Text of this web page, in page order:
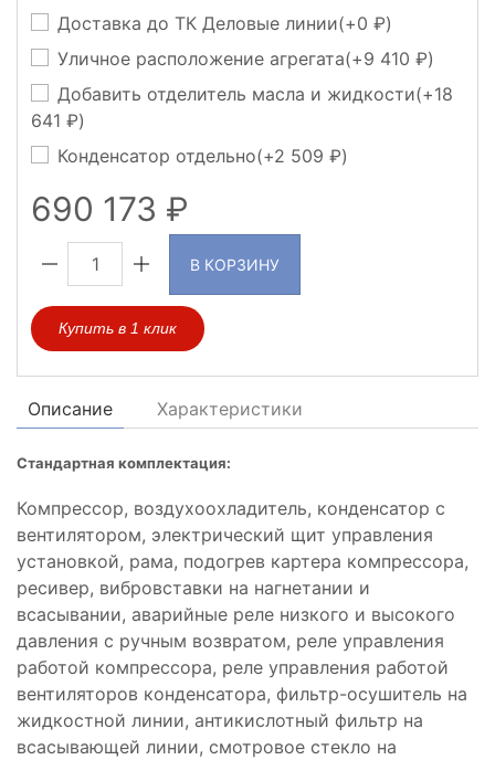
Доставка до ТК Деловые линии(+0
)
Уличное расположение агрегата(+9 410
)
Добавить отделитель масла и жидкости(+18
641
)
Конденсатор отдельно(+2 509 )
690 173
В КОРЗИНУ
Купить в 1 клик
Описание Характеристики
Стандартная комплектация:
Компрессор, воздухоохладитель, конденсатор с
вентилятором, электрический щит управления
установкой, рама, подогрев картера компрессора,
ресивер, вибровставки на нагнетании и
всасывании, аварийные реле низкого и высокого
давления с ручным возвратом, реле управления
работой компрессора, реле управления работой
вентиляторов конденсатора, фильтр-осушитель на
жидкостной линии, антикислотный фильтр на
всасывающей линии, смотровое стекло на